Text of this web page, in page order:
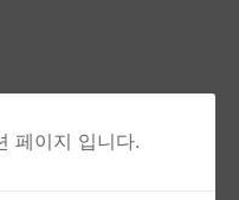
페이지 입니다.